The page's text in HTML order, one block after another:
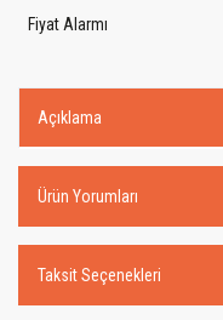
Fiyat Alarmı
Açıklama
Ürün Yorumları
Taksit Seçenekleri